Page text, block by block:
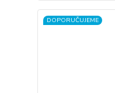
DOPORUČUJEME